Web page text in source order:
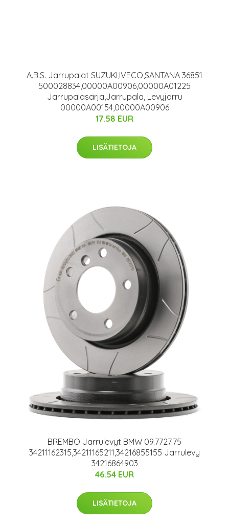
A.B.S. Jarrupalat SUZUKI,IVECO,SANTANA 36851
500028834,00000A00906,00000A01225
Jarrupalasarja,Jarrupala, Levyjarru
00000A00154,00000A00906
17.58 EUR
LISÄTIETOJA
BREMBO Jarrulevyt BMW 09.7727.75
34211162315,34211165211,34216855155 Jarrulevy
34216864903
46.54 EUR
LISÄTIETOJA